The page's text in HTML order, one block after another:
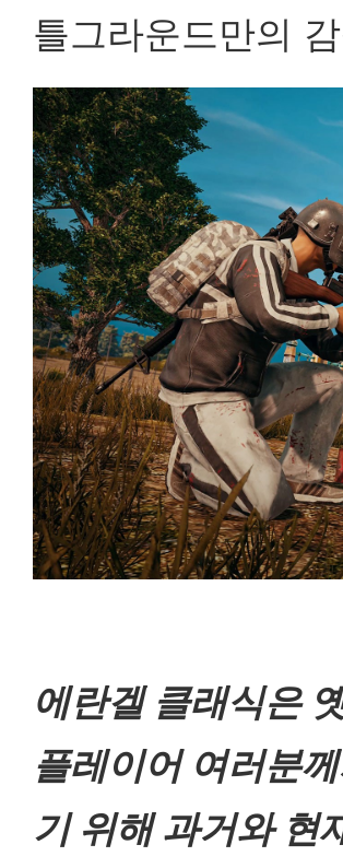
틀그라운드만의
에란겔 클래식은
플레이어 여러분
기 위해과거와 현